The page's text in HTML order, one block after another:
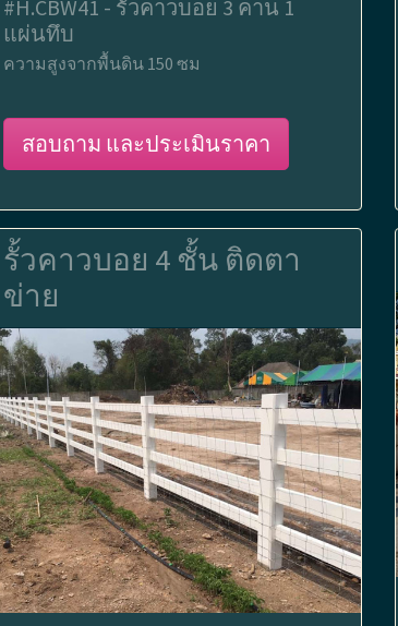
#H.CBW41 - รั้วคาวบอย 3 คาน 1
แผ่นทึบ
ความสูงจากพื้นดิน 150 ซม
สอบถาม และประเมินราคา
รั้วคาวบอย 4 ชั้น ติดตา
ข่าย